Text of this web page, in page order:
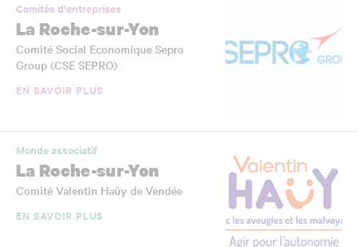
Comités d'entreprises
La Roche-sur-Yon
Comité Social Economique Sepro
Group (CSE SEPRO)
EN SAVOIR PLUS
Monde associatif
La Roche-sur-Yon
Comité Valentin Haüy de Vendée
EN SAVOIR PLUS